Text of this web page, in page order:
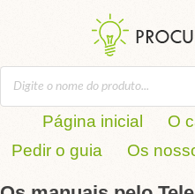
Página inicial
O
Pedir o guia
Os